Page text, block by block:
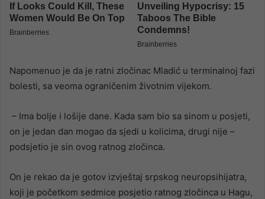
Napomenuo je da je ratni zločinac Mladić u terminalnoj fazi
bolesti, sa veoma ograničenim životnim vijekom.
– Ima bolje i lošije dane. Kada sam bio sa sinom u posjeti,
on je jedan dan mogao da sjedi u kolicima, drugi nije –
podsjetio je sin ovog ratnog zločinca.
On je rekao da je gotov izvještaj srpskog neuropsihijatra,
koji je početkom sedmice posjetio ratnog zločinca u Hagu,